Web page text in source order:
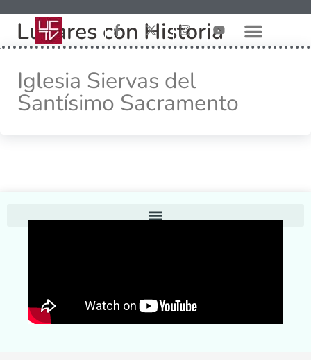
Lugares con Historia
Iglesia Siervas del
Santísimo Sacramento
Contáctenos